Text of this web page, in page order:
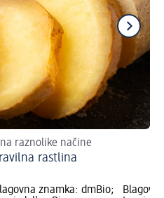
raznolike načine
rastlina
znamka: dmBio;